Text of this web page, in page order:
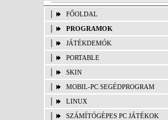
FŐOLDAL
PROGRAMOK
JÁTÉKDEMÓK
PORTABLE
SKIN
MOBIL-PC SEGÉDPROGRAM
LINUX
SZÁMÍTÓGÉPES PC JÁTÉKOK